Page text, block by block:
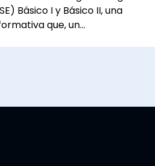
Básico I y Básico II, una
que, un…